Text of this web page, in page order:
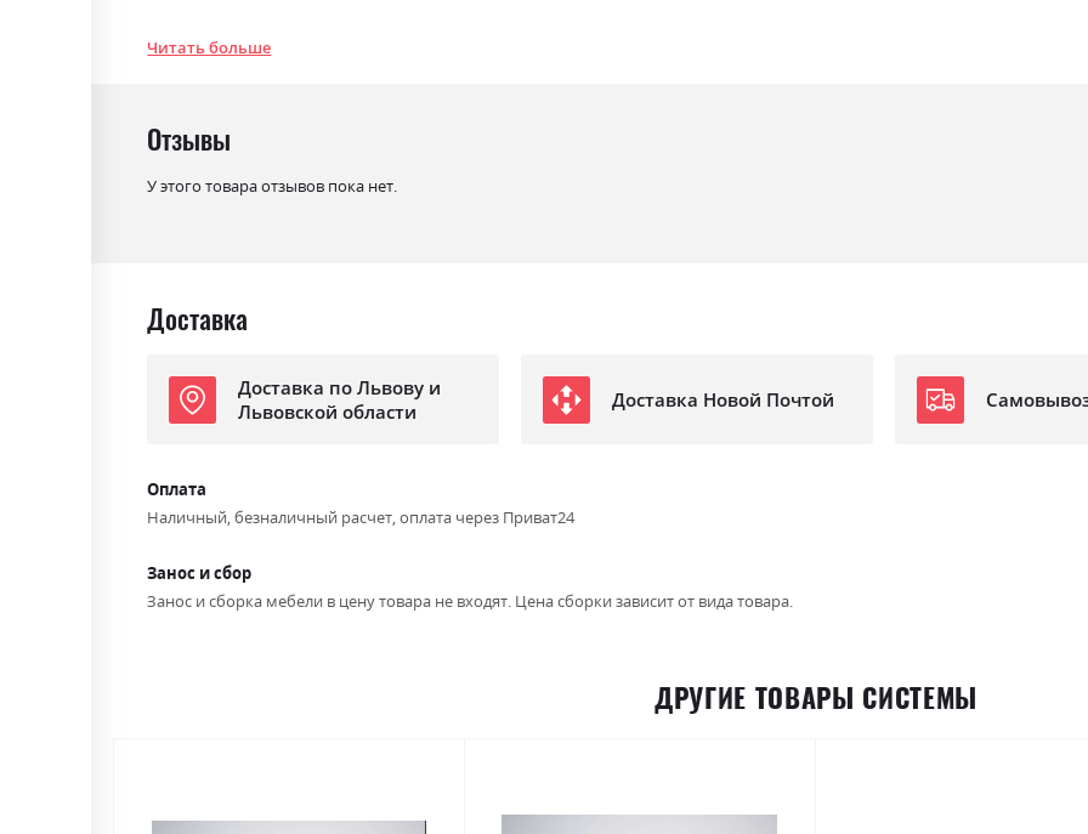
Читать больше
Отзывы
У этого товара отзывов пока нет.
Доставка
Доставка по Львову и
Львовской области
Доставка Новой Почтой
Оплата
Наличный, безналичный расчет, оплата через Приват24
Занос и сбор
Занос и сборка мебели в цену товара не входят. Цена сборки зависит от вида товара.
ДРУГИЕ ТОВАРЫ СИСТЕМЫ